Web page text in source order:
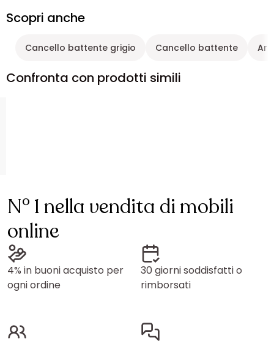
Scopri anche
Cancello battente grigio Cancello battente
Confronta con prodotti simili
N° 1 nella vendita di mobili
online
4% in buoni acquisto per
ogni ordine
30 giorni soddisfatti o
rimborsati